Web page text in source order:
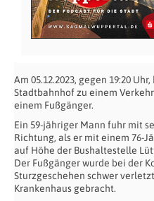
Am 05.12.2023, gegen 19:20
Stadtbahnhof zu einem
einem Fußgänger.
Ein 59-jähriger Mann fuhr mit
Richtung, als er mit einem 76-
auf Höhe der Bushaltestelle
Der Fußgänger wurde bei der
Sturzgeschehen schwer
Krankenhaus gebracht.